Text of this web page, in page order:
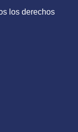
los derechos